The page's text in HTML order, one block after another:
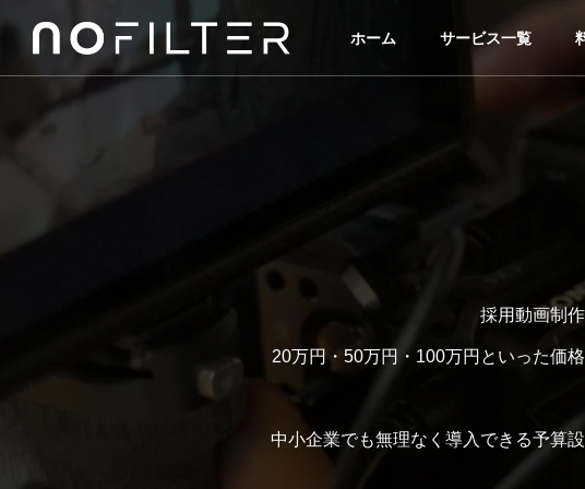
ホーム サービス一覧
採用動画制
20万円・50万円・100万円といった価
中小企業でも無理なく導入できる予算